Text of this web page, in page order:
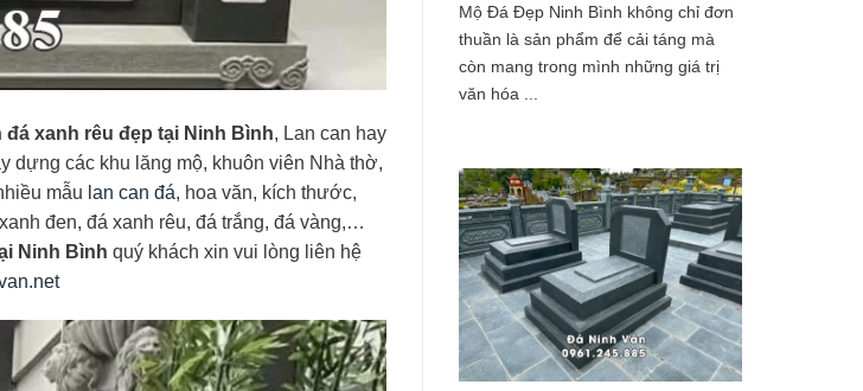
đá xanh rêu đẹp tại Ninh Bình, Lan can hay
dựng các khu lăng mộ, khuôn viên Nhà thờ,
mẫu lan can đá, hoa văn, kích thước,
đen, đá xanh rêu, đá trắng, đá vàng,…
Ninh Bình quý khách xin vui lòng liên hệ
Mộ Đá Đẹp Ninh Bình không chỉ đơn
thuần là sản phẩm để cải táng mà
còn mang trong mình những giá trị
văn hóa ...